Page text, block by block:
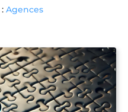
Agences